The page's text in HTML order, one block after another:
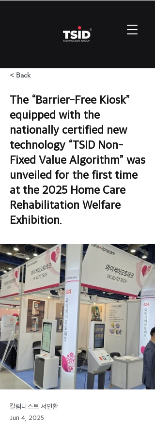
< Back
The “Barrier-Free Kiosk”
equipped with the
nationally certified new
technology “TSID Non-
Fixed Value Algorithm” was
unveiled for the first time
at the 2025 Home Care
Rehabilitation Welfare
Exhibition.
칼럼니스트 서인환
Jun 4, 2025